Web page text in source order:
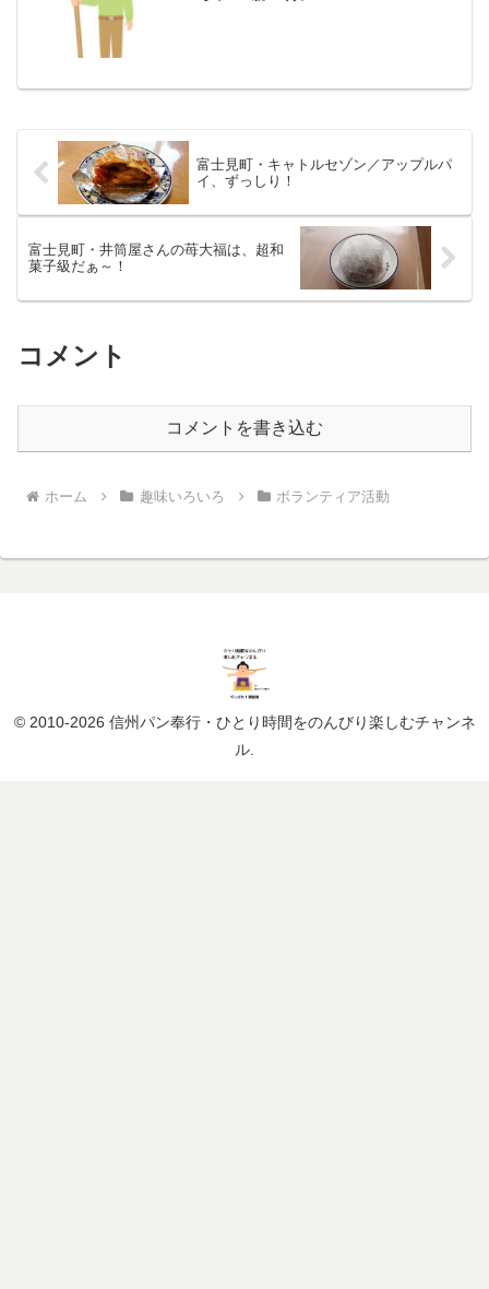
富士見町・キャトルセゾン／アップルパ
イ、ずっしり！
富士見町・井筒屋さんの苺大福は、超和
菓子級だぁ～！
コメント
コメントを書き込む
ホーム 趣味いろいろ ボランティア活動
© 2010-2026 信州パン奉行・ひとり時間をのんびり楽しむチャンネ
ル.